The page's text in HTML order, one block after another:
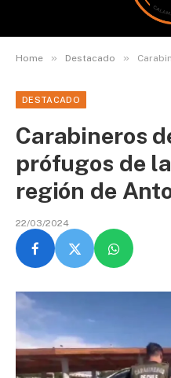
Home » Destacado » Carabineros
DESTACADO
Carabineros
prófugos de
región de
22/03/2024